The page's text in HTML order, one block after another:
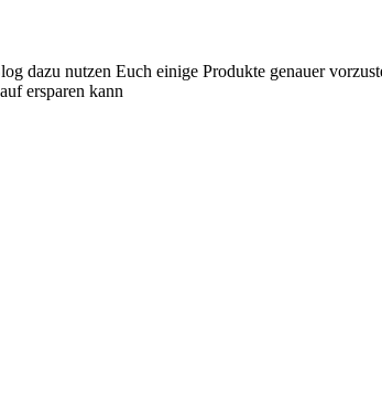
dazu nutzen Euch einige Produkte genauer
ersparen kann